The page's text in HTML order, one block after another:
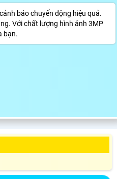
báo chuyển động hiệu quả.
Với chất lượng hình ảnh 3MP
bạn.